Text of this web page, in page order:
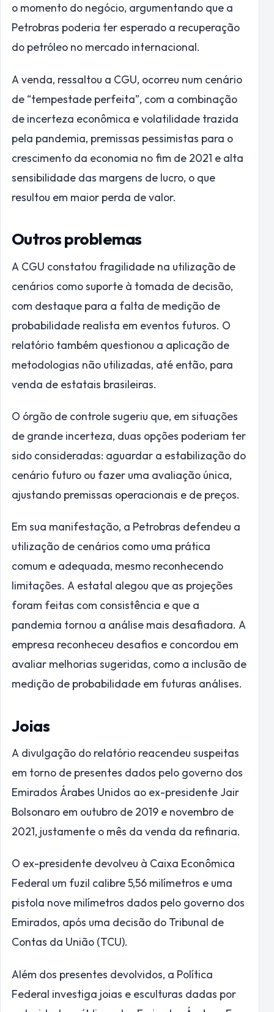
o momento do negócio, argumentando que a
Petrobras poderia ter esperado a recuperação
do petróleo no mercado internacional.
A venda, ressaltou a CGU, ocorreu num cenário
de “tempestade perfeita”, com a combinação
de incerteza econômica e volatilidade trazida
pela pandemia, premissas pessimistas para o
crescimento da economia no fim de 2021 e alta
sensibilidade das margens de lucro, o que
resultou em maior perda de valor.
Outros problemas
A CGU constatou fragilidade na utilização de
cenários como suporte à tomada de decisão,
com destaque para a falta de medição de
probabilidade realista em eventos futuros. O
relatório também questionou a aplicação de
metodologias não utilizadas, até então, para
venda de estatais brasileiras.
O órgão de controle sugeriu que, em situações
de grande incerteza, duas opções poderiam ter
sido consideradas: aguardar a estabilização do
cenário futuro ou fazer uma avaliação única,
ajustando premissas operacionais e de preços.
Em sua manifestação, a Petrobras defendeu a
utilização de cenários como uma prática
comum e adequada, mesmo reconhecendo
limitações. A estatal alegou que as projeções
foram feitas com consistência e que a
pandemia tornou a análise mais desafiadora. A
empresa reconheceu desafios e concordou em
avaliar melhorias sugeridas, como a inclusão de
medição de probabilidade em futuras análises.
Joias
A divulgação do relatório reacendeu suspeitas
em torno de presentes dados pelo governo dos
Emirados Árabes Unidos ao ex-presidente Jair
Bolsonaro em outubro de 2019 e novembro de
2021, justamente o mês da venda da refinaria.
O ex-presidente devolveu à Caixa Econômica
Federal um fuzil calibre 5,56 milímetros e uma
pistola nove milímetros dados pelo governo dos
Emirados, após uma decisão do Tribunal de
Contas da União (TCU).
Além dos presentes devolvidos, a Política
Federal investiga joias e esculturas dadas por